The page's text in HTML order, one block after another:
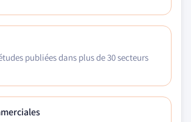
publiées dans plus de 30 secteurs